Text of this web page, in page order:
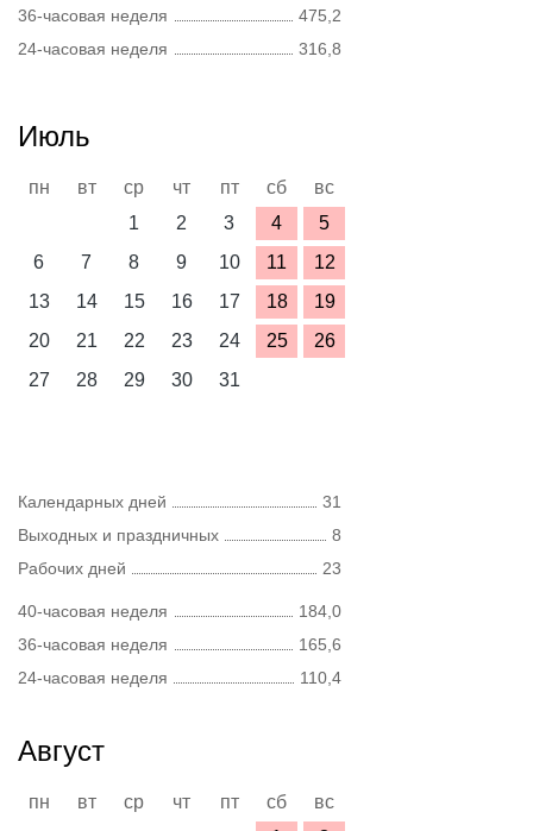
36-часовая неделя
475,2
24-часовая неделя
316,8
Июль
пн вт ср чт пт сб
вс
1
2 3 4
5
6
7 8 9 10 11
12
13
14 15 16 17 18
19
20
21 22 23 24 25
26
27
28 29 30 31
Календарных дней
31
Выходных и праздничных
8
Рабочих дней
23
40-часовая неделя
184,0
36-часовая неделя
165,6
24-часовая неделя
110,4
Август
пн вт ср чт пт сб
вс